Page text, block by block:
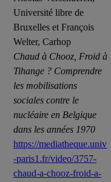
Université libre de
Bruxelles et François
Welter, Carhop
Chaud à Chooz, Froid à
Tihange ? Comprendre
les mobilisations
sociales contre le
nucléaire en Belgique
dans les années 1970
https://mediatheque.univ
-paris1.fr/video/3757-
chaud-a-chooz-froid-a-